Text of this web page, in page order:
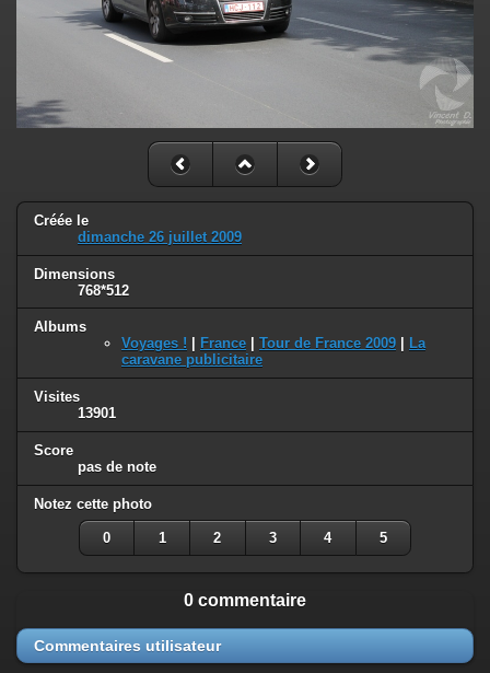
Créée le
dimanche 26 juillet 2009
Dimensions
768*512
Albums
Voyages !
France Tour de France 2009
La
caravane publicitaire
Visites
13901
Score
pas de note
Notez cette photo
0 1 2 3 4 5
0 commentaire
Commentaires utilisateur